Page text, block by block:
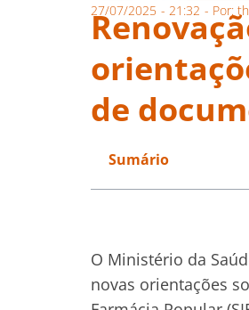
27/07/2025 - 21:32 - Por:
de
Sumário
O Ministério da
novas orientações